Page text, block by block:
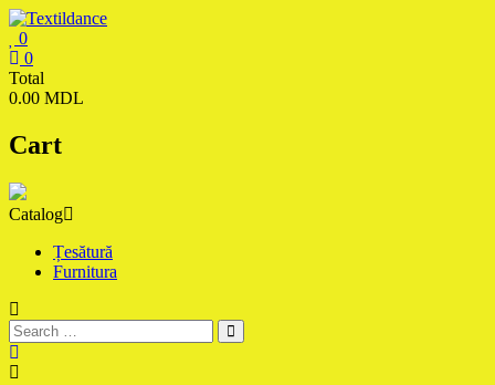
Skip
to
content
Textildance.md
0
0
Total
0.00 MDL
Cart
Catalog
Țesătură
Furnitura